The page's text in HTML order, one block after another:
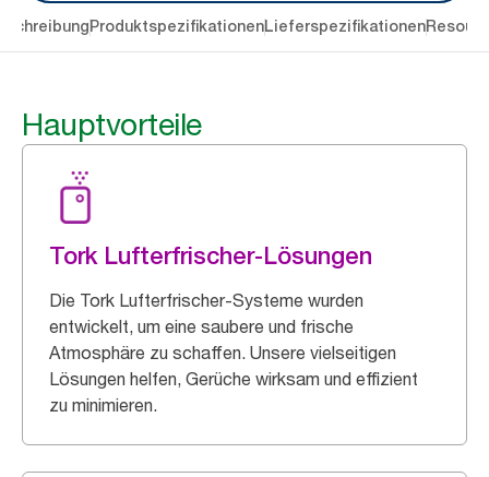
ProduktspezifikationenLieferspezifikationen
Hauptvorteile
Tork Lufterfrischer-Lösungen
Die Tork Lufterfrischer-Systeme wurden
entwickelt, um eine saubere und frische
Atmosphäre zu schaffen. Unsere vielseitigen
Lösungen helfen, Gerüche wirksam und effizient
zu minimieren.